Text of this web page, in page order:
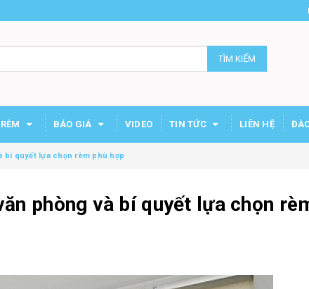
TÌM KIẾM
BÁO GIÁ VIDEO TIN TỨC LIÊN HỆ
bí quyết lựa chọn rèm phù hợp
phòng và bí quyết lựa chọn